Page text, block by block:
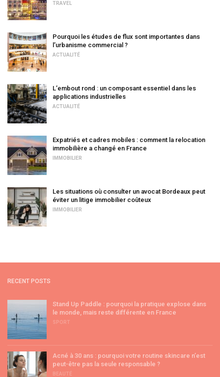
TRAVEL
Pourquoi les études de flux sont importantes dans
l’urbanisme commercial ?
ACTUALITÉ
L’embout rond : un composant essentiel dans les
applications industrielles
ACTUALITÉ
Expatriés et cadres mobiles : comment la relocation
immobilière a changé en France
IMMOBILIER
Les situations où consulter un avocat Bordeaux peut
éviter un litige immobilier coûteux
IMMOBILIER
RECENT POSTS
Stand Up Paddle : pourquoi la pratique explose dans
le monde, mais reste différente en France
SPORT
Acné à 30 ans : pourquoi votre routine skincare n’est
peut-être pas la seule responsable ?
BEAUTÉ